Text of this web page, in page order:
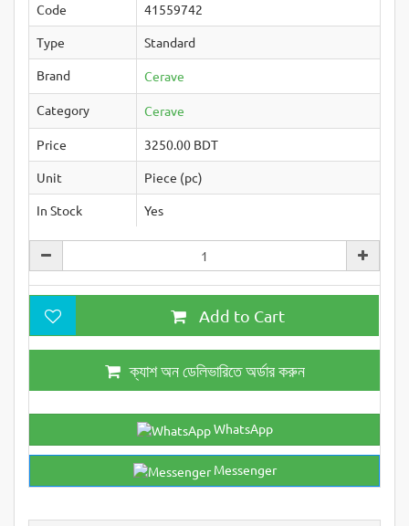
Code
41559742
Type
Standard
Brand
Cerave
Category Cerave
Price
3250.00 BDT
Unit
Piece (pc)
In Stock
Yes
Add to Cart
ক্যাশ অন ডেলিভারিতে অর্ডার করুন
WhatsApp
Messenger